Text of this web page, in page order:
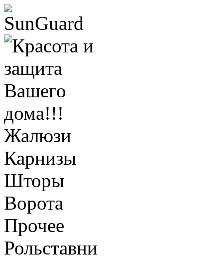
Жалюзи
Карнизы
Шторы
Ворота
Прочее
Рольставни